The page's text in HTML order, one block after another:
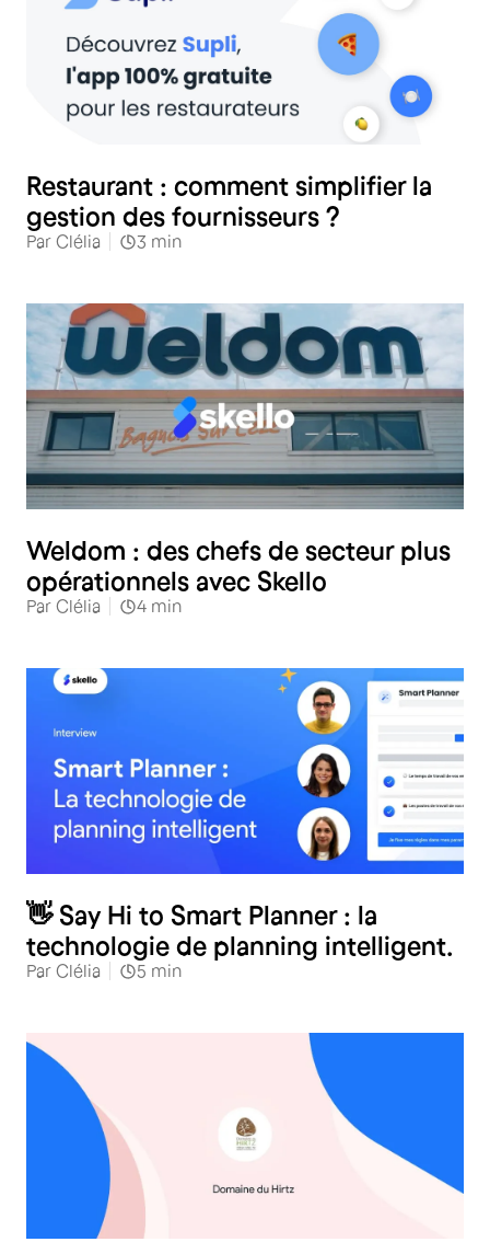
Restaurant : comment simplifier la
gestion des fournisseurs ?
Par Clélia 3 min
Weldom : des chefs de secteur plus
opérationnels avec Skello
Par Clélia 4 min
👋 Say Hi to Smart Planner : la
technologie de planning intelligent.
Par Clélia 5 min